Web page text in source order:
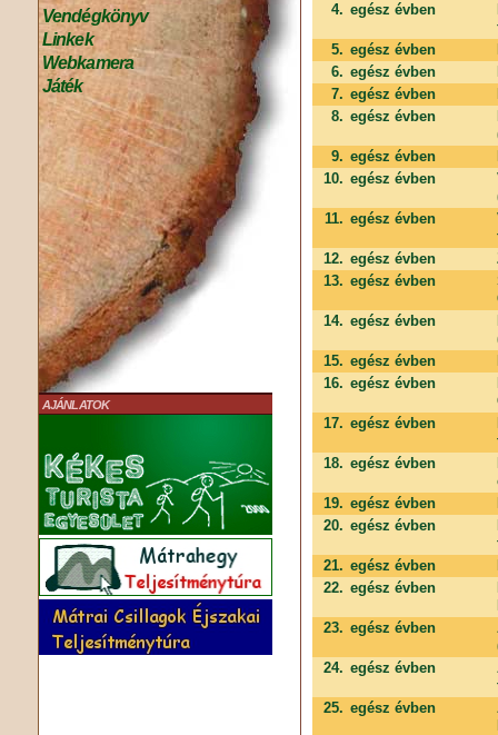
Vendégkönyv
Linkek
Webkamera
Játék
AJÁNLATOK
4. egész évben
5. egész évben
6. egész évben
7. egész évben
8. egész évben
9. egész évben
10. egész évben
11. egész évben
12. egész évben
13. egész évben
14. egész évben
15. egész évben
16. egész évben
17. egész évben
18. egész évben
19. egész évben
20. egész évben
21. egész évben
22. egész évben
23. egész évben
24. egész évben
25. egész évben